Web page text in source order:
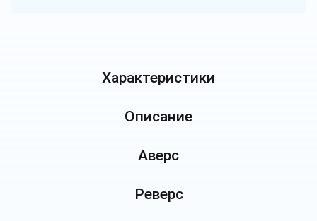
Характеристики
Описание
Аверс
Реверс